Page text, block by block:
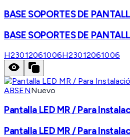
BASE SOPORTES DE
BASE SOPORTES DE
H23012061006H23012061006
ABSENNuevo
Pantalla LED MR / Para
Pantalla LED MR / Para